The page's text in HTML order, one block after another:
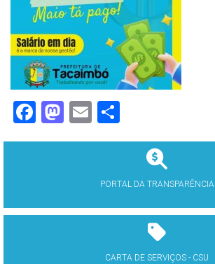
Facebook
Mastodon
Email
PORTAL DA TRANSPARÊNCIA
CARTA DE SERVIÇOS - CSU